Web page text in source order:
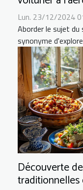
Lun. 23/12/2024
Aborder le sujet
synonyme
Découverte
traditionnelles